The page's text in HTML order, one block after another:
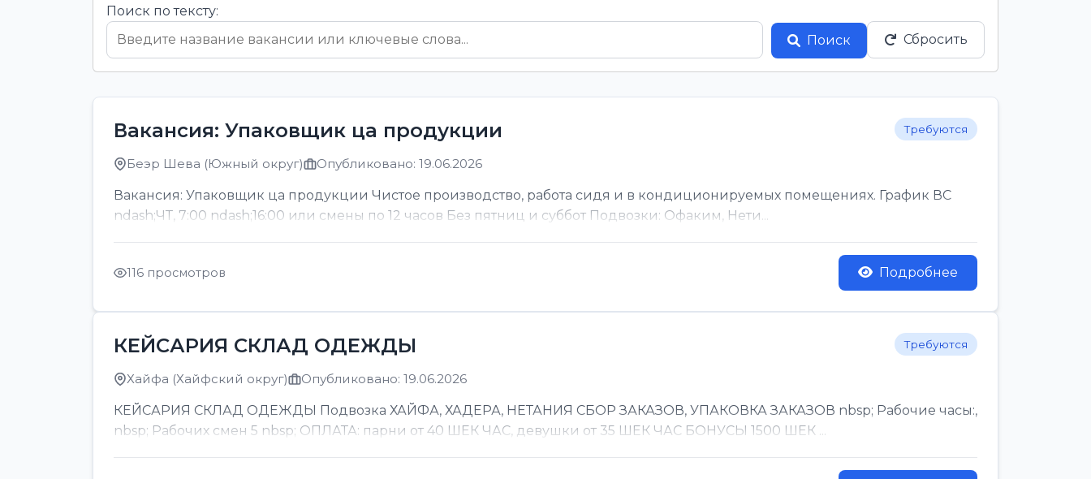
Поиск по тексту:
Поиск
Сбросить
Вакансия: Упаковщик ца продукции Требуются
Беэр Шева (Южный округ) Опубликовано: 19.06.2026
Вакансия: Упаковщик ца продукции Чистое производство, работа сидя и в кондиционируемых помещениях. График ВС
ndash;ЧТ, 7:00 ndash;16:00 или смены по 12 часов Без пятниц и суббот Подвозки: Офаким, Нети...
116 просмотров Подробнее
КЕЙСАРИЯ СКЛАД ОДЕЖДЫ Требуются
Хайфа (Хайфский округ) Опубликовано: 19.06.2026
КЕЙСАРИЯ СКЛАД ОДЕЖДЫ Подвозка ХАЙФА, ХАДЕРА, НЕТАНИЯ СБОР ЗАКАЗОВ, УПАКОВКА ЗАКАЗОВ nbsp; Рабочие часы:,
nbsp; Рабочих смен 5 nbsp; ОПЛАТА: парни от 40 ШЕК ЧАС, девушки от 35 ШЕК ЧАС БОНУСЫ 1500 ШЕК ...